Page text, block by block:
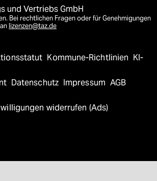
und Vertriebs GmbH
Bei rechtlichen Fragen oder für Genehmigungen
lizenzen@taz.de
Kommune-Richtlinien KI-
Datenschutz Impressum AGB
widerrufen (Ads)